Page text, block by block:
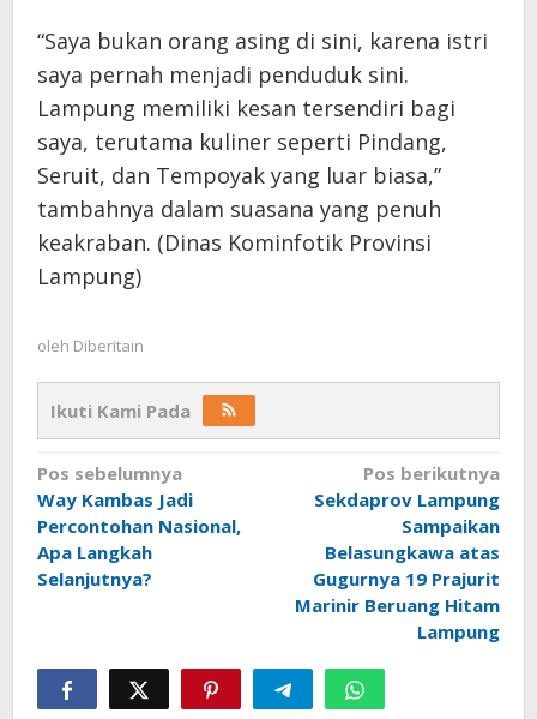
“Saya bukan orang asing di sini, karena istri
saya pernah menjadi penduduk sini.
Lampung memiliki kesan tersendiri bagi
saya, terutama kuliner seperti Pindang,
Seruit, dan Tempoyak yang luar biasa,”
tambahnya dalam suasana yang penuh
keakraban. (Dinas Kominfotik Provinsi
Lampung)
oleh Diberitain
Ikuti Kami Pada
Navigasi
pos
Pos sebelumnya
Way Kambas Jadi
Percontohan Nasional,
Apa Langkah
Selanjutnya?
Pos berikutnya
Sekdaprov Lampung
Sampaikan
Belasungkawa atas
Gugurnya 19 Prajurit
Marinir Beruang Hitam
Lampung